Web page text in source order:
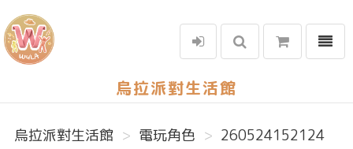
烏拉派對生活館
選單
烏拉派對生活館 電玩角色 260524152124